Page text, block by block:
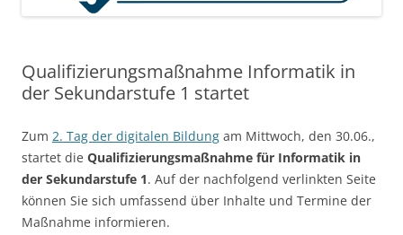
Qualifizierungsmaßnahme Informatik in
der Sekundarstufe 1 startet
Zum 2. Tag der digitalen Bildung am Mittwoch, den 30.06.,
startet die Qualifizierungsmaßnahme für Informatik in
der Sekundarstufe 1. Auf der nachfolgend verlinkten Seite
können Sie sich umfassend über Inhalte und Termine der
Maßnahme informieren.